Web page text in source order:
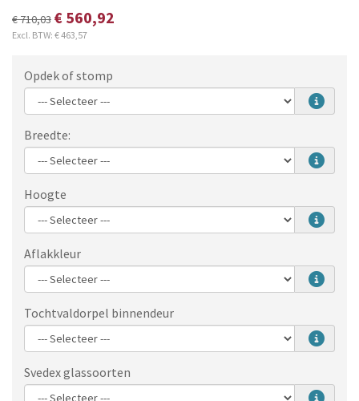
€ 710,03 € 560,92
Excl. BTW: € 463,57
Opdek of stomp
Breedte:
Hoogte
Aflakkleur
Tochtvaldorpel binnendeur
Svedex glassoorten